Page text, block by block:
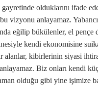
olduklarını ifade
vizyonu anlayamaz.
eğilip bükülenler, el
kendi ekonomisine
alanlar, kibirlerinin siyasi
Biz onları kendi
olduğu gibi yine işimize